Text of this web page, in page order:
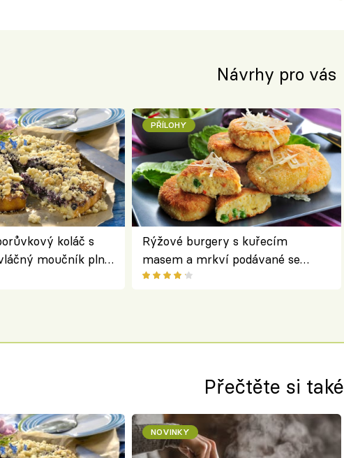
Návrhy pro vás
koláč s
moučník plný
PŘÍLOHY
Rýžové burgery s kuřecím
masem a mrkví podávané se
salátem – lehká a chutná večeře
Přečtěte si také
NOVINKY